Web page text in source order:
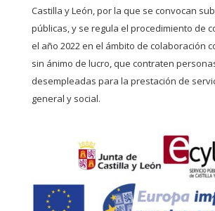
Castilla y León, por la que se convocan
públicas, y se regula el procedimiento de
el año 2022 en el ámbito de colaboración
sin ánimo de lucro, que contraten
desempleadas para la prestación de
general y social.